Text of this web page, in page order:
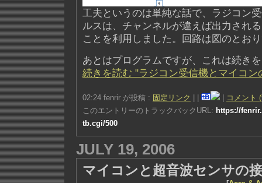
工夫というのは単純な話で、ラジコン
ルスは、チャンネルが違えば出力され
ことを利用しました。回路は図のとお
あとはプログラムですが、これは続き
続きを読む "ラジコン受信機とマイコン
02:24 fenrir が投稿 : 固定リンク
コメント
このエントリーのトラックバックURL: https://
tb.cgi/500
JULY 19, 2006
マイコンと超音波センサの